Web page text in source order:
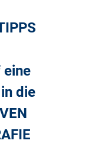
eine
die